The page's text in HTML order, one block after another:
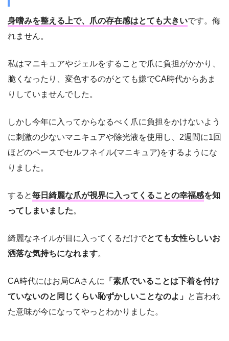
身嗜みを整える上で、爪の存在感はとても大きいです。侮
れません。
私はマニキュアやジェルをすることで爪に負担がかかり、
脆くなったり、変色するのがとても嫌でCA時代からあま
りしていませんでした。
しかし今年に入ってからなるべく爪に負担をかけないよう
に刺激の少ないマニキュアや除光液を使用し、2週間に1回
ほどのペースでセルフネイル(マニキュア)をするようにな
りました。
すると毎日綺麗な爪が視界に入ってくることの幸福感を知
ってしまいました。
綺麗なネイルが目に入ってくるだけでとても女性らしいお
洒落な気持ちになれます。
CA時代にはお局CAさんに
「素爪でいることは下着を付け
ていないのと同じくらい恥ずかしいことなのよ」 と言われ
た意味が今になってやっとわかりました。